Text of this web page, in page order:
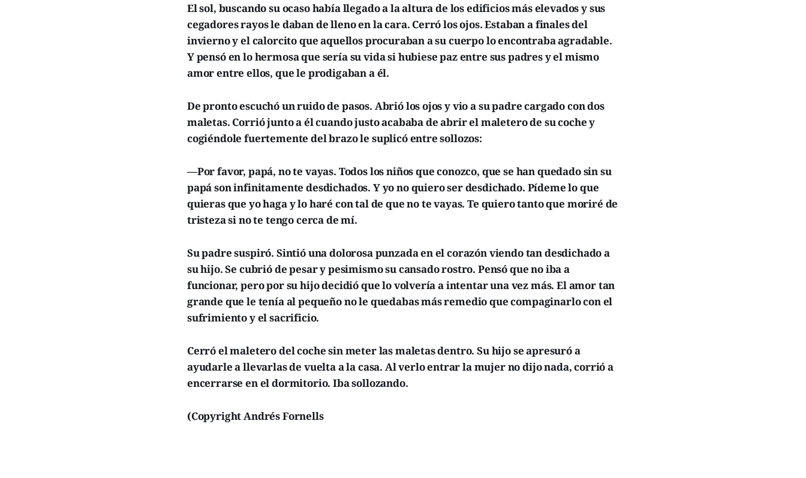
El sol, buscando su ocaso había llegado a la altura de los edificios más elevados y sus
cegadores rayos le daban de lleno en la cara. Cerró los ojos. Estaban a finales del
invierno y el calorcito que aquellos procuraban a su cuerpo lo encontraba agradable.
Y pensó en lo hermosa que sería su vida si hubiese paz entre sus padres y el mismo
amor entre ellos, que le prodigaban a él.
De pronto escuchó un ruido de pasos. Abrió los ojos y vio a su padre cargado con dos
maletas. Corrió junto a él cuando justo acababa de abrir el maletero de su coche y
cogiéndole fuertemente del brazo le suplicó entre sollozos:
—Por favor, papá, no te vayas. Todos los niños que conozco, que se han quedado sin su
papá son infinitamente desdichados. Y yo no quiero ser desdichado. Pídeme lo que
quieras que yo haga y lo haré con tal de que no te vayas. Te quiero tanto que moriré de
tristeza si no te tengo cerca de mí.
Su padre suspiró. Sintió una dolorosa punzada en el corazón viendo tan desdichado a
su hijo. Se cubrió de pesar y pesimismo su cansado rostro. Pensó que no iba a
funcionar, pero por su hijo decidió que lo volvería a intentar una vez más. El amor tan
grande que le tenía al pequeño no le quedabas más remedio que compaginarlo con el
sufrimiento y el sacrificio.
Cerró el maletero del coche sin meter las maletas dentro. Su hijo se apresuró a
ayudarle a llevarlas de vuelta a la casa. Al verlo entrar la mujer no dijo nada, corrió a
encerrarse en el dormitorio. Iba sollozando.
(Copyright Andrés Fornells